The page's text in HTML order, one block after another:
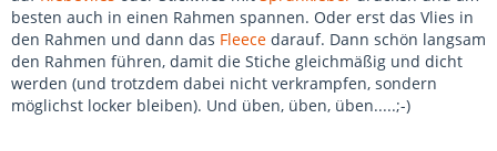
besten auch in einen Rahmen spannen. Oder erst das Vlies in
den Rahmen und dann das Fleece darauf. Dann schön langsam
den Rahmen führen, damit die Stiche gleichmäßig und dicht
werden (und trotzdem dabei nicht verkrampfen, sondern
möglichst locker bleiben). Und üben, üben, üben.....;-)